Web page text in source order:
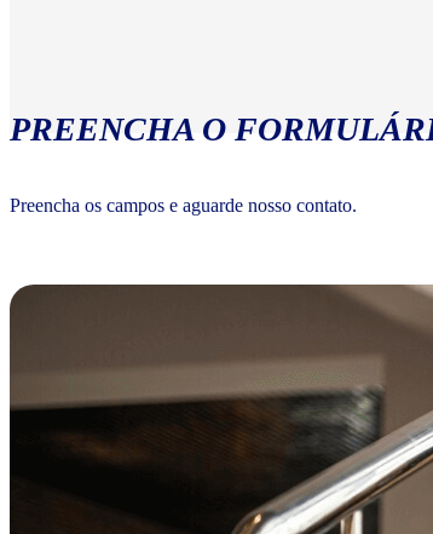
PREENCHA O
Preencha os campos e aguarde nosso contato.